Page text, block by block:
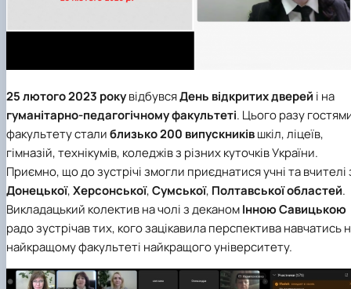
25 лютого 2023 рокувідбувсяДень відкритих дверей і на
гуманітарно-педагогічному факультеті. Цього разу
факультету сталиблизько 200 випускниківшкіл, ліцеїв,
гімназій, технікумів, коледжів з різних куточків України.
Приємно, що до зустрічі змогли приєднатися учні та вчителі
Донецької,Херсонської,Сумської, Полтавської областей.
Викладацький колектив на чолі з деканомІнною Савицькою
радо зустрічав тих, кого зацікавила перспектива навчатись
найкращому факультеті найкращого університету.